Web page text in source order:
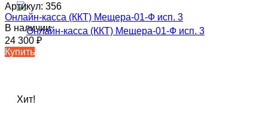
Артикул: 356
Онлайн-касса (ККТ) Мещера-01-Ф исп. 3
В наличии
24 300 ₽
Купить
Хит!